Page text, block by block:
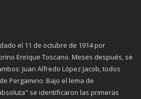
el 11 de octubre de 1914 por
Enrique Toscano. Meses después, se
Juan Alfredo López Jacob, todos
Pergamino. Bajo el lema de
se identificaron las primeras